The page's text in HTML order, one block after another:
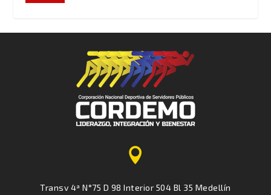

Transv 4ª N°75 D 98 Interior 504 Bl 35 Medellín